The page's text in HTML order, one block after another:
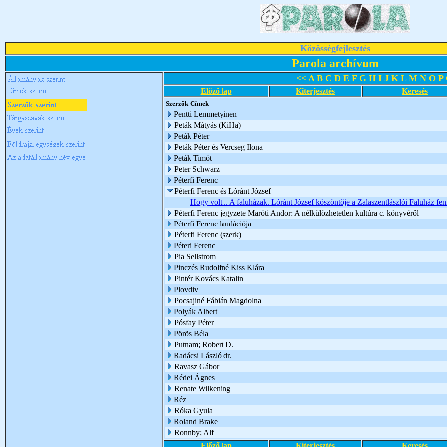
Közösségfejlesztés
Parola archívum
<< A B C D E F G H I J K L M N O P
Előző lap Kiterjesztés Keresés
Szerzők Címek
Pentti Lemmetyinen
Peták Mátyás (KiHa)
Peták Péter
Peták Péter és Vercseg Ilona
Peták Timót
Peter Schwarz
Péterfi Ferenc
Péterfi Ferenc és Lóránt József
Hogy volt... A faluházak. Lóránt József köszöntője a Zalaszentlászlói Faluház
Péterfi Ferenc jegyzete Maróti Andor: A nélkülözhetetlen kultúra c. könyvéről
Péterfi Ferenc laudációja
Péterfi Ferenc (szerk)
Péteri Ferenc
Pia Sellstrom
Pinczés Rudolfné Kiss Klára
Pintér Kovács Katalin
Plovdiv
Pocsajiné Fábián Magdolna
Polyák Albert
Pósfay Péter
Pörös Béla
Putnam; Robert D.
Radácsi László dr.
Ravasz Gábor
Rédei Ágnes
Renate Wilkening
Réz
Róka Gyula
Roland Brake
Ronnby; Alf
Előző lap
Kiterjesztés Keresés